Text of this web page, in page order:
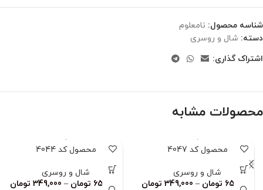
شناسه محصول: نامعلوم
دسته: شال و روسری
اشتراک گذاری:
محصولات مشابه
محصول کد 4047
شال و روسری
659,000 تومان –
349,000 تومان
محصول کد 4044
شال و روسری
659,000 تومان –
349,000 تومان